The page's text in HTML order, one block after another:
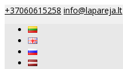
+37060615258 info@lapareja.lt